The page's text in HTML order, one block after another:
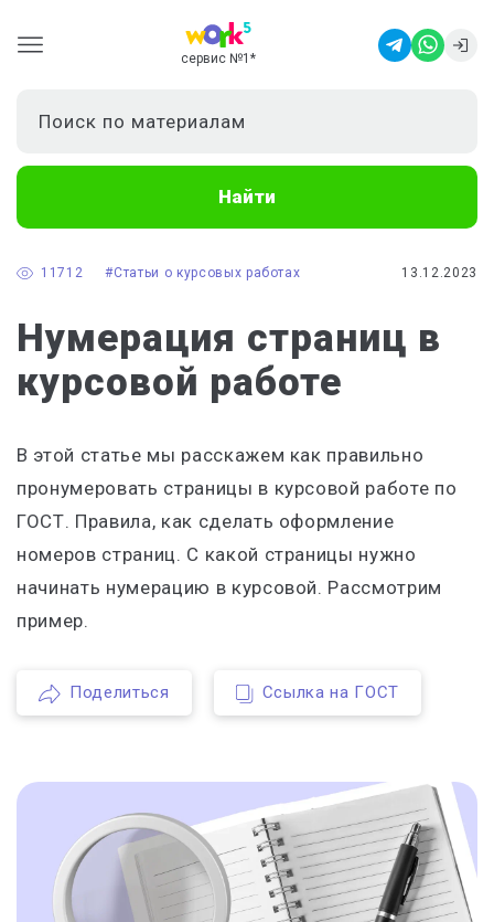
сервис №1 *
Найти
13.12.2023
#Статьи о курсовых работах
11712
Нумерация страниц в
курсовой работе
В этой статье мы расскажем как правильно
пронумеровать страницы в курсовой работе по
ГОСТ. Правила, как сделать оформление
номеров страниц. С какой страницы нужно
начинать нумерацию в курсовой. Рассмотрим
пример.
Поделиться Ссылка на ГОСТ